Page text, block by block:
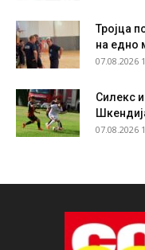
Тројца
на едно
07.08.2026
Силекс
07.08.2026